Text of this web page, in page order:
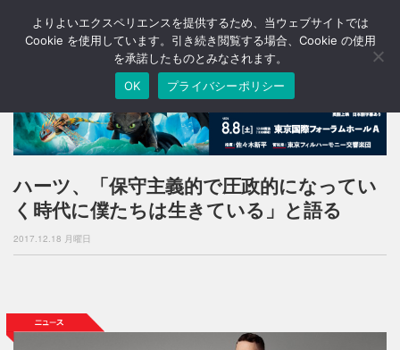
T
o
n
a
v
g
o
ハーツ、「保守主義的で圧政的になってい
く時代に僕たちは生きている」と語る
2017.12.18 月曜日
よりよいエクスペリエンスを提供するため、当ウェブサイトでは
Cookie を使用しています。引き続き閲覧する場合、Cookie の使用
を承諾したものとみなされます。
OK
プライバシーポリシー